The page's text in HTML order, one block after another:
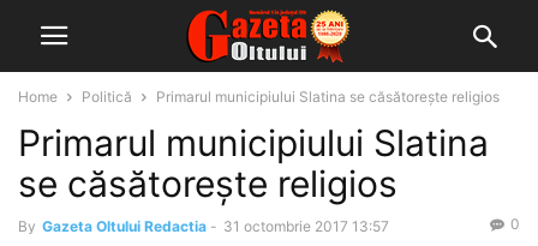
Home Politică Primarul municipiului Slatina se căsătorește religios
Primarul municipiului Slatina
se căsătorește religios
By Gazeta Oltului Redactia - 31 octombrie 2017 13:57 0